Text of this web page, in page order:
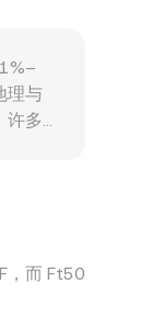
理与
许多
，而 Ft50